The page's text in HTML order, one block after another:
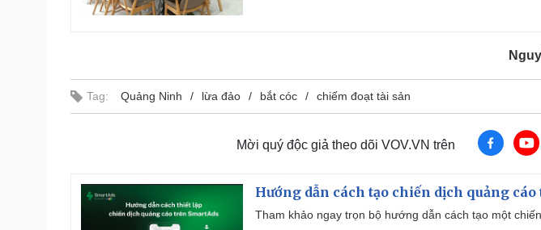
Tag: Quảng Ninh lừa đảo bắt cóc chiếm đoạt tài sản
Mời quý độc giả theo dõi VOV.VN trên
Hướng dẫn cách tạo chiến dịch quảng
Tham khảo ngay trọn bộ hướng dẫn cách tạo một